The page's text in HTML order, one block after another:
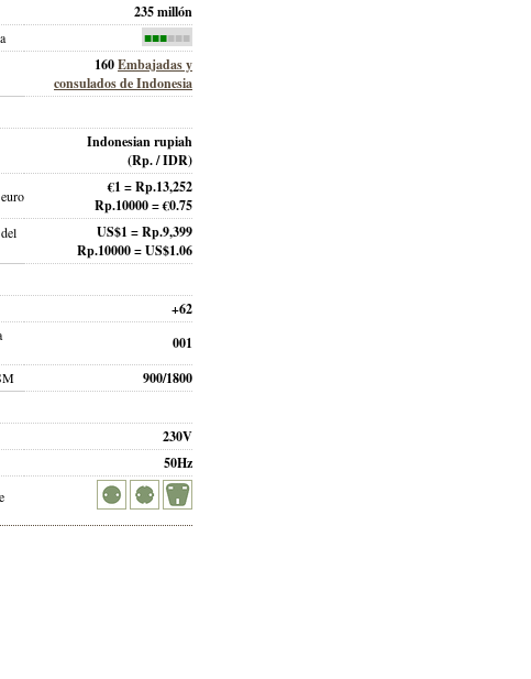
235 millón
■■■■■■
160Embajadas y
consulados de Indonesia
Indonesian rupiah
(Rp. / IDR)
€1 = Rp.13,252
Rp.10000 = €0.75
US$1 = Rp.9,399
Rp.10000 = US$1.06
+62
001
900/1800
230V
50Hz